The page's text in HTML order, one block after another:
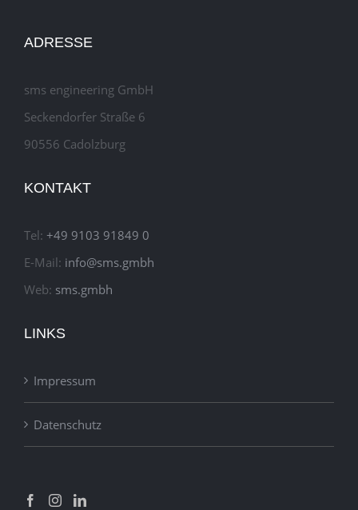
ADRESSE
sms engineering GmbH
Seckendorfer Straße 6
90556 Cadolzburg
KONTAKT
Tel: +49 9103 91849 0
E-Mail: info@sms.gmbh
Web: sms.gmbh
LINKS
Impressum
Datenschutz